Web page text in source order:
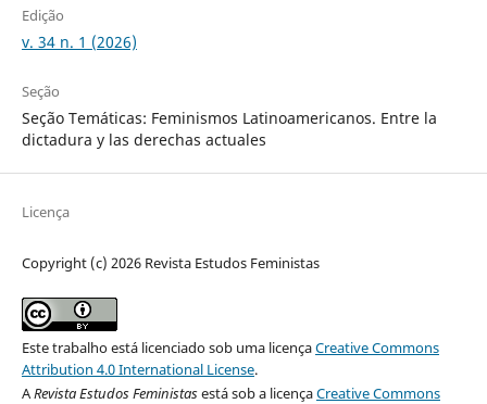
Edição
v. 34 n. 1 (2026)
Seção
Seção Temáticas: Feminismos Latinoamericanos. Entre la
dictadura y las derechas actuales
Licença
Copyright (c) 2026 Revista Estudos Feministas
Este trabalho está licenciado sob uma licençaCreative Commons
Attribution 4.0 International License.
ARevista Estudos Feministasestá sob a licençaCreative Commons